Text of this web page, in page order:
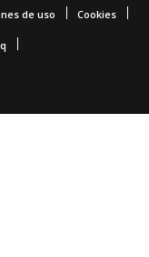
de uso Cookies